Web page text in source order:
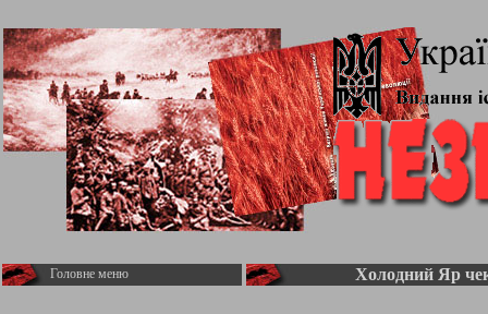
Головне меню Холодний Яр